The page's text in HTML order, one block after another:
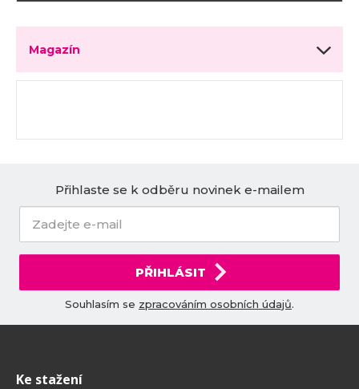
Magazín
Přihlaste se k odběru novinek e-mailem
PŘIHLÁSIT
Souhlasím se zpracováním osobních údajů.
Ke stažení